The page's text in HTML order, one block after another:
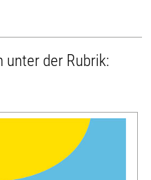
unter der Rubrik: